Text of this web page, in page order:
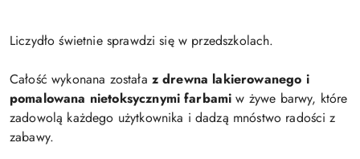
Liczydło świetnie sprawdzi się w przedszkolach.
Całość wykonana została z drewna lakierowanego i
pomalowana nietoksycznymi farbami w żywe barwy, które
zadowolą każdego użytkownika i dadzą mnóstwo radości z
zabawy.